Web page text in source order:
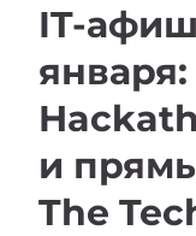
IT-
и
The